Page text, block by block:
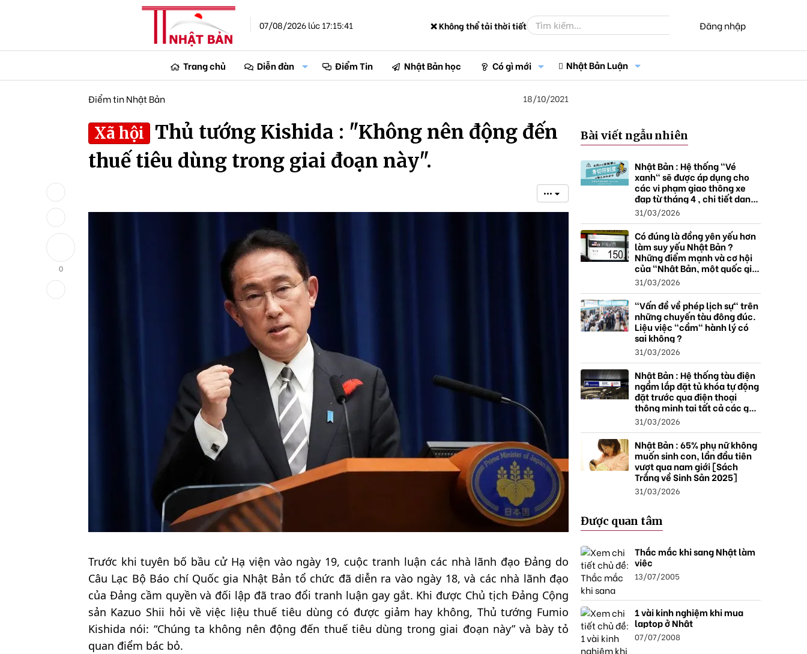
07/08/2026 lúc 17:15:41 ❌ Không thể tải thời tiết Đăng nhập
Trang chủ Diễn đàn Điểm Tin Nhật Bản học Có gì mới Nhật Bản Luận
0
Điểm tin Nhật Bản 18/10/2021
Xã hội
Thủ tướng Kishida : "Không nên động đến
thuế tiêu dùng trong giai đoạn này".
•••
Trước khi tuyên bố bầu cử Hạ viện vào ngày 19, cuộc tranh luận các nhà lãnh đạo Đảng do
Câu Lạc Bộ Báo chí Quốc gia Nhật Bản tổ chức đã diễn ra vào ngày 18, và các nhà lãnh đạo
của Đảng cầm quyền và đối lập đã trao đổi tranh luận gay gắt. Khi được Chủ tịch Đảng Cộng
sản Kazuo Shii hỏi về việc liệu thuế tiêu dùng có được giảm hay không, Thủ tướng Fumio
Kishida nói: “Chúng ta không nên động đến thuế tiêu dùng trong giai đoạn này” và bày tỏ
quan điểm bác bỏ.
Bài viết ngẫu nhiên
Nhật Bản : Hệ thống "Vé
xanh" sẽ được áp dụng cho
các vi phạm giao thông xe
đạp từ tháng 4 , chi tiết danh
sách và mức xử phạt.
31/03/2026
Có đúng là đồng yên yếu hơn
làm suy yếu Nhật Bản ?
Những điểm mạnh và cơ hội
của "Nhật Bản, một quốc gia
thặng dư".
31/03/2026
"Vấn đề về phép lịch sự" trên
những chuyến tàu đông đúc.
Liệu việc "cầm" hành lý có
sai không ?
31/03/2026
Nhật Bản : Hệ thống tàu điện
ngầm lắp đặt tủ khóa tự động
đặt trước qua điện thoại
thông minh tại tất cả các ga ,
mở rộng mạng lưới do nhu
cầu tăng.
31/03/2026
Nhật Bản : 65% phụ nữ không
muốn sinh con, lần đầu tiên
vượt qua nam giới [Sách
Trắng về Sinh Sản 2025]
31/03/2026
Được quan tâm
Thắc mắc khi sang Nhật làm
việc
13/07/2005
1 vài kinh nghiệm khi mua
laptop ở Nhật
07/07/2008